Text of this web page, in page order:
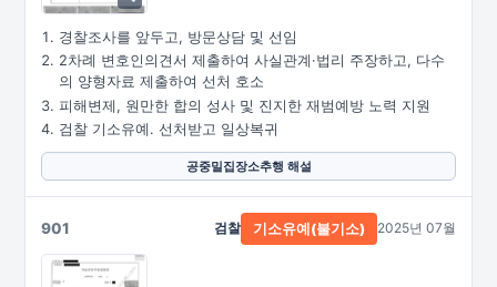
경찰조사를 앞두고, 방문상담 및 선임
2차례 변호인의견서 제출하여 사실관계·법리 주장하고, 다수
의 양형자료 제출하여 선처 호소
피해변제, 원만한 합의 성사 및 진지한 재범예방 노력 지원
검찰 기소유예. 선처받고 일상복귀
공중밀집장소추행 해설
901 검찰 기소유예(불기소) 2025년 07월